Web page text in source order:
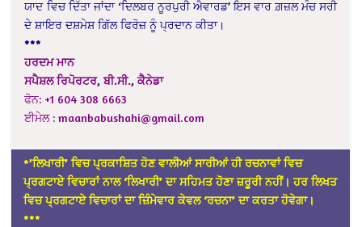
ਯਾਦ ਵਿਚ ਦਿੱਤਾ ਜਾਂਦਾ ‘ਦਿਲਬਰ ਨੂਰਪੁਰੀ ਐਵਾਰਡ’ ਇਸ ਵਾਰ ਗ਼ਜ਼ਲ ਮੰਚ ਸਰੀ
ਦੇ ਸ਼ਾਇਰ ਦਸ਼ਮੇਸ਼ ਗਿੱਲ ਫਿਰੋਜ਼ ਨੂੰ ਪ੍ਰਦਾਨ ਕੀਤਾ।
***
ਹਰਦਮ ਮਾਨ
ਸਪੈਸ਼ਲ ਰਿਪੋਰਟਰ,ਬੀ.ਸੀ.,ਕੈਨੇਡਾ
ਫੋਨ: +1 604 308 6663
ਈਮੇਲ :maanbabushahi@gmail.com
*’ਲਿਖਾਰੀ’ ਵਿਚ ਪ੍ਰਕਾਸ਼ਿਤ ਹੋਣ ਵਾਲੀਆਂ ਸਾਰੀਆਂ ਹੀ ਰਚਨਾਵਾਂ ਵਿਚ
ਪ੍ਰਗਟਾਏ ਵਿਚਾਰਾਂ ਨਾਲ ‘ਲਿਖਾਰੀ’ ਦਾ ਸਹਿਮਤ ਹੋਣਾ ਜ਼ਰੂਰੀ ਨਹੀਂ। ਹਰ ਲਿਖਤ
ਵਿਚ ਪ੍ਰਗਟਾਏ ਵਿਚਾਰਾਂ ਦਾ ਜ਼ਿੰਮੇਵਾਰ ਕੇਵਲ ‘ਰਚਨਾ’ ਦਾ ਕਰਤਾ ਹੋਵੇਗਾ।
***